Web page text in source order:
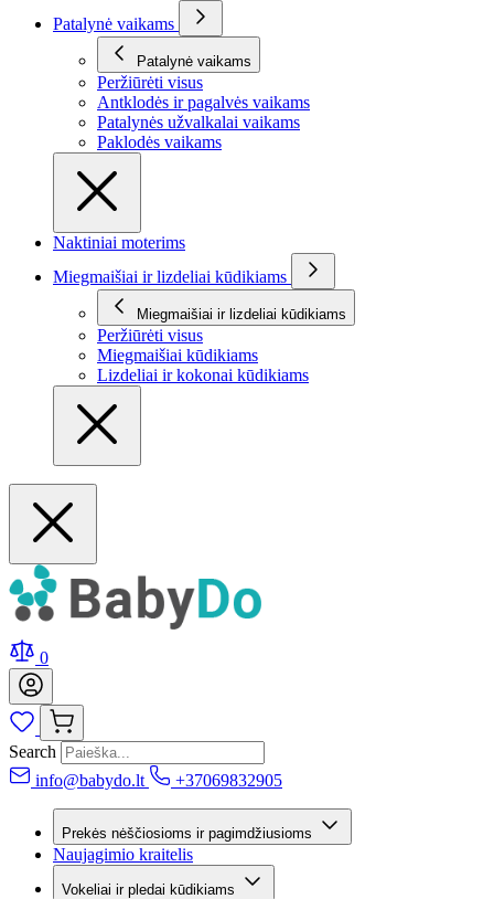
Patalynė vaikams
Patalynė vaikams
Peržiūrėti visus
Antklodės ir pagalvės vaikams
Patalynės užvalkalai vaikams
Paklodės vaikams
Naktiniai moterims
Miegmaišiai ir lizdeliai kūdikiams
Miegmaišiai ir lizdeliai kūdikiams
Peržiūrėti visus
Miegmaišiai kūdikiams
Lizdeliai ir kokonai kūdikiams
0
Search
info@babydo.lt
+37069832905
Prekės nėščiosioms ir pagimdžiusioms
Naujagimio kraitelis
Vokeliai ir pledai kūdikiams